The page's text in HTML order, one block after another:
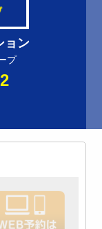
ョン
プ